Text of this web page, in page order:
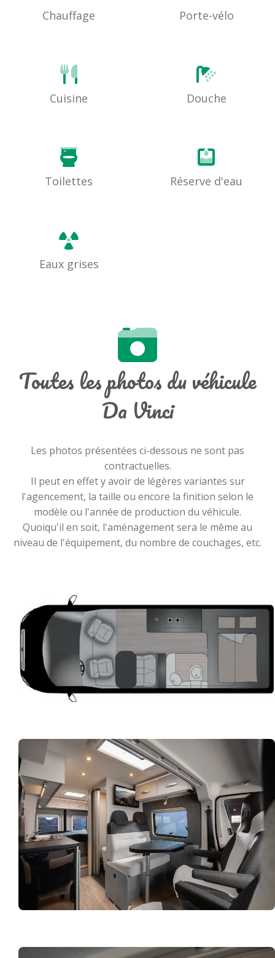
Chauffage Porte-vélo
Cuisine Douche
Toilettes Réserve d'eau
Eaux grises
Toutes les photos du véhicule
Da Vinci
Les photos présentées ci-dessous ne sont pas
contractuelles.
Il peut en effet y avoir de légères variantes sur
l'agencement, la taille ou encore la finition selon le
modèle ou l'année de production du véhicule.
Quoiqu'il en soit, l'aménagement sera le même au
niveau de l'équipement, du nombre de couchages, etc.